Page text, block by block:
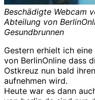
Beschädigte Webcam
Abteilung von
Gesundbrunnen
Gestern erhielt ich
von BerlinOnline dass
Ostkreuz nun bald
aufnehmen wird.
Heute war es dann